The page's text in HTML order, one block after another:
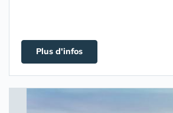
Plus d'infos